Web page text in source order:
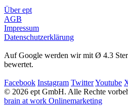
Über ept
AGB
Impressum
Datenschutzerklärung
Auf Google werden wir mit Ø 4.3
bewertet.
Facebook Instagram TwitterYoutube
© 2026 ept GmbH. Alle Rechte
brain at work Onlinemarketing